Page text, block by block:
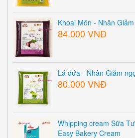
Khoai Môn - Nhân
84.000 VNĐ
Lá dứa - Nhân Giảm
80.000 VNĐ
Whipping cream Sữa
Easy Bakery Cream